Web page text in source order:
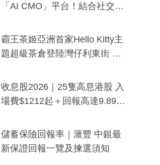
「AI CMO」平台！結合社交聆
分鐘生成「貼地」宣傳短片
霸王茶姬亞洲首家Hello Kitty主
題超級茶倉登陸灣仔利東街 推
y及香港限定特調系列
收息股2026｜25隻高息港股 入
場費$1212起＋回報高達9.89
儲蓄保險回報率｜滙豐 中銀最
新保證回報一覽及揀選須知